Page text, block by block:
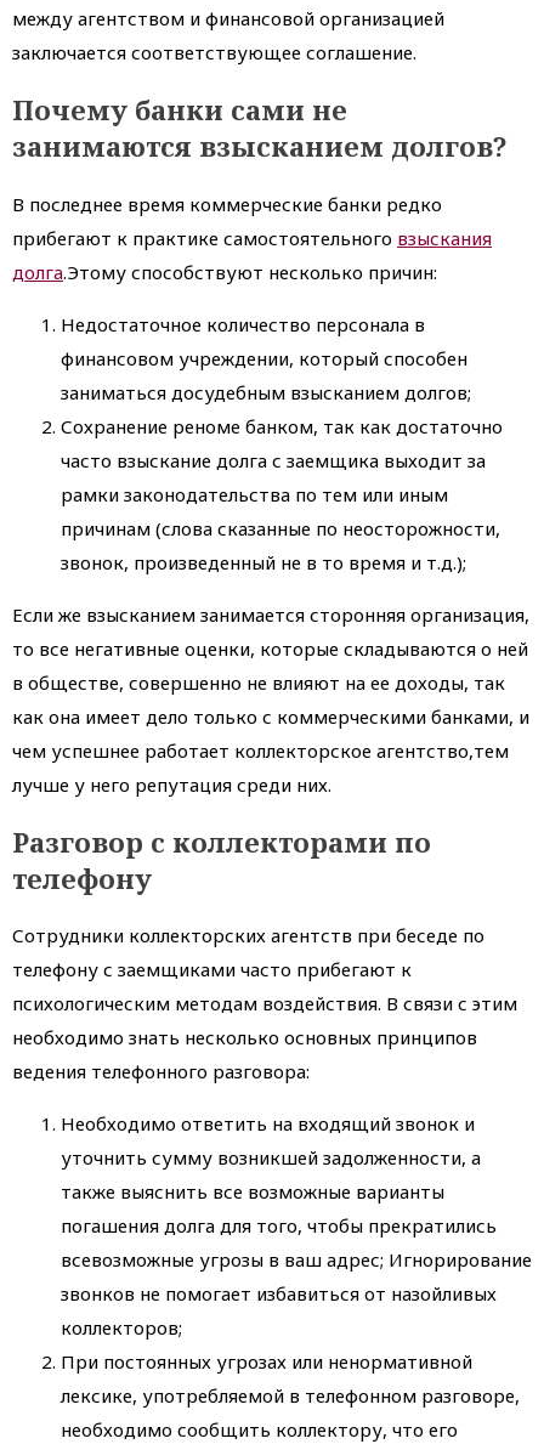
между агентством и финансовой организацией
заключается соответствующее соглашение.
Почему банки сами не
занимаются взысканием долгов?
В последнее время коммерческие банки редко
прибегают к практике самостоятельного взыскания
долга.Этому способствуют несколько причин:
Недостаточное количество персонала в
финансовом учреждении, который способен
заниматься досудебным взысканием долгов;
Сохранение реноме банком, так как достаточно
часто взыскание долга с заемщика выходит за
рамки законодательства по тем или иным
причинам (слова сказанные по неосторожности,
звонок, произведенный не в то время и т.д.);
Если же взысканием занимается сторонняя организация,
то все негативные оценки, которые складываются о ней
в обществе, совершенно не влияют на ее доходы, так
как она имеет дело только с коммерческими банками, и
чем успешнее работает коллекторское агентство,тем
лучше у него репутация среди них.
Разговор с коллекторами по
телефону
Сотрудники коллекторских агентств при беседе по
телефону с заемщиками часто прибегают к
психологическим методам воздействия. В связи с этим
необходимо знать несколько основных принципов
ведения телефонного разговора:
Необходимо ответить на входящий звонок и
уточнить сумму возникшей задолженности, а
также выяснить все возможные варианты
погашения долга для того, чтобы прекратились
всевозможные угрозы в ваш адрес; Игнорирование
звонков не помогает избавиться от назойливых
коллекторов;
При постоянных угрозах или ненормативной
лексике, употребляемой в телефонном разговоре,
необходимо сообщить коллектору, что его